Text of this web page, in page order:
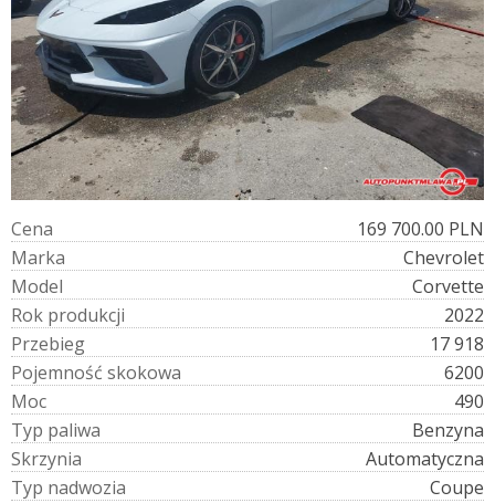
Cena
169 700.00 PLN
Marka
Chevrolet
Model
Corvette
Rok produkcji
2022
Przebieg
17 918
Pojemność skokowa
6200
Moc
490
Typ paliwa
Benzyna
Skrzynia
Automatyczna
Typ nadwozia
Coupe